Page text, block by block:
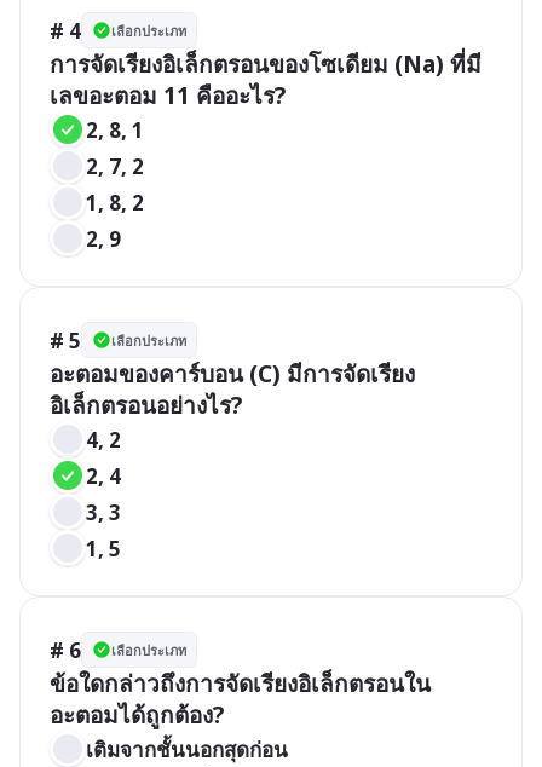
# 4 เลือกประเภท
การจัดเรียงอิเล็กตรอนของโซเดียม (Na) ที่มี
เลขอะตอม 11 คืออะไร?
2, 8, 1
2, 7, 2
1, 8, 2
2, 9
# 5 เลือกประเภท
อะตอมของคาร์บอน (C) มีการจัดเรียง
อิเล็กตรอนอย่างไร?
4, 2
2, 4
3, 3
1, 5
# 6 เลือกประเภท
ข้อใดกล่าวถึงการจัดเรียงอิเล็กตรอนใน
อะตอมได้ถูกต้อง?
เติมจากชั้นนอกสุดก่อน